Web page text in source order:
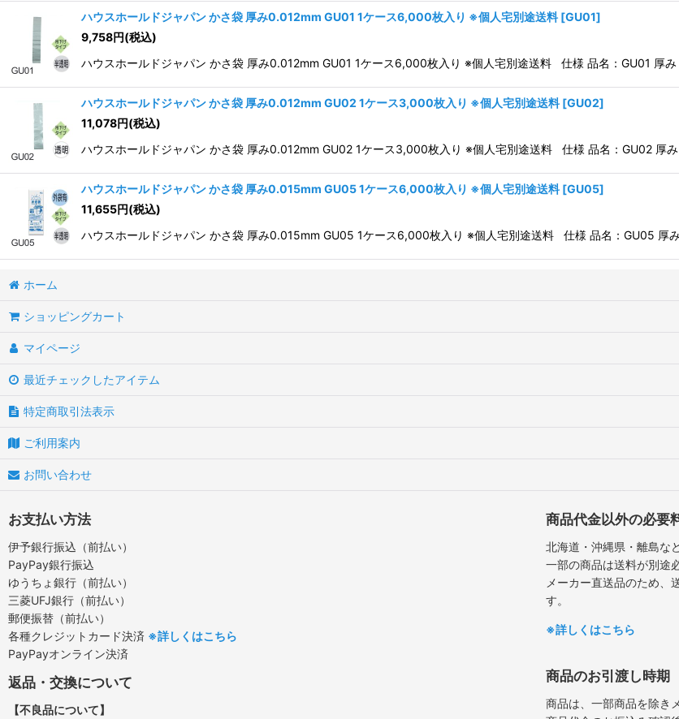
ハウスホールドジャパン かさ袋 厚み0.012mm GU01 1ケース6,000枚入り ※個人宅別途送料 [GU01]
9,758円(税込)
ハウスホールドジャパン かさ袋 厚み0.012mm GU01 1ケース6,000枚入り ※個人宅別途送料 仕様 品名：GU01 厚
ハウスホールドジャパン かさ袋 厚み0.012mm GU02 1ケース3,000枚入り ※個人宅別途送料 [GU02]
11,078円(税込)
ハウスホールドジャパン かさ袋 厚み0.012mm GU02 1ケース3,000枚入り ※個人宅別途送料 仕様 品名：GU02 厚
ハウスホールドジャパン かさ袋 厚み0.015mm GU05 1ケース6,000枚入り ※個人宅別途送料 [GU05]
11,655円(税込)
ハウスホールドジャパン かさ袋 厚み0.015mm GU05 1ケース6,000枚入り ※個人宅別途送料 仕様 品名：GU05
ホーム
ショッピングカート
マイページ
最近チェックしたアイテム
特定商取引法表示
ご利用案内
お問い合わせ
お支払い方法
伊予銀行振込（前払い）
PayPay銀行振込
ゆうちょ銀行（前払い）
三菱UFJ銀行（前払い）
郵便振替（前払い）
各種クレジットカード決済 ※詳しくはこちら
PayPayオンライン決済
返品・交換について
【不良品について】
商品代金以外の必要
北海道・沖縄県・離島な
一部の商品は送料が別途
メーカー直送品のため、
す。
※詳しくはこちら
商品のお引渡し時期
商品は、一部商品を除き